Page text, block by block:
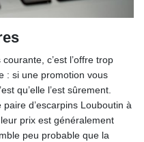
c’est l’offre trop
: si une promotion vous
qu’elle l’est sûrement.
d’escarpins Louboutin à
prix est généralement
peu probable que la